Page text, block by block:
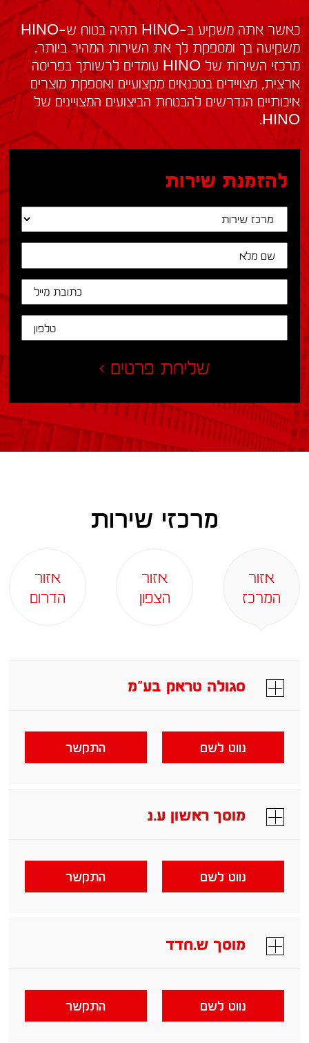
כאשר אתה משקיע ב-HINO תהיה בטוח ש-HINO
משקיעה בך ומספקת לך את השירות המהיר ביותר.
מרכזי השירות של HINO עומדים לרשותך בפריסה
ארצית, מצויידים בטכנאים מקצועיים ואספקת מוצרים
איכותיים הנדרשים להבטחת הביצועים המצויינים של
HINO.
להזמנת שירות
מרכזי שירות
אזור
המרכז
אזור
הצפון
אזור
הדרום
סגולה טראק בע"מ
נווט לשם התקשר
מוסך ראשון ע.נ
נווט לשם התקשר
מוסך ש.חדד
נווט לשם התקשר